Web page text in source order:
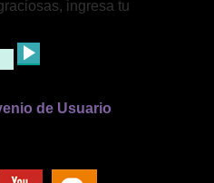
ingresa tu
de Usuario